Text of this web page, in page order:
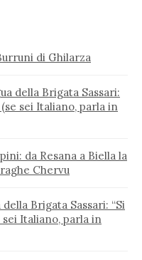
di Ghilarza
della Brigata Sassari:
sei Italiano, parla in
da Resana a Biella la
Chervu
Brigata Sassari: “Si
sei Italiano, parla in